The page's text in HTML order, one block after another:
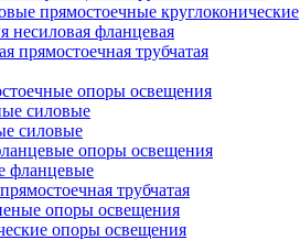
прямостоечные круглоконические
несиловая фланцевая
прямостоечная трубчатая
опоры освещения
силовые
силовые
опоры освещения
фланцевые
трубчатая
опоры освещения
опоры освещения